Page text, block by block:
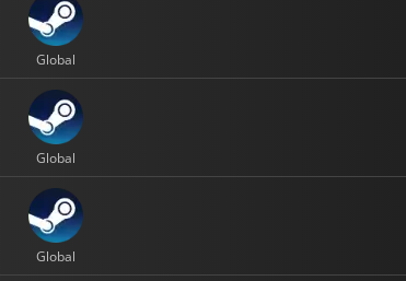
Global
Global
Global